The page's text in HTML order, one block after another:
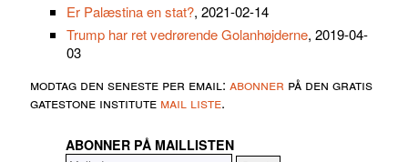
Er Palæstina en stat?, 2021-02-14
Trump har ret vedrørende Golanhøjderne, 2019-04-
03
modtag den seneste per email: abonner på den gratis
gatestone institute mail liste.
ABONNER PÅ MAILLISTEN